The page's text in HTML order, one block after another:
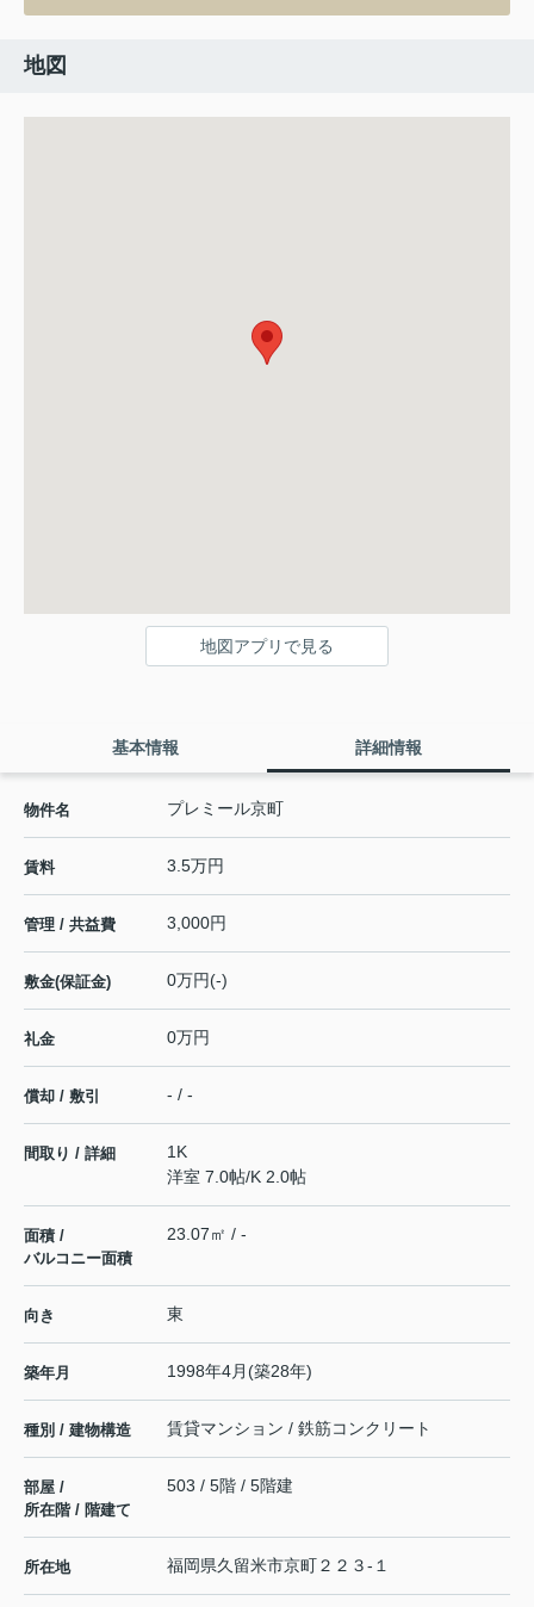
地図
地図アプリで見る
基本情報 詳細情報
物件名 プレミール京町
賃料 3.5万円
管理 / 共益費 3,000円
敷金(保証金) 0万円(-)
礼金 0万円
償却 / 敷引 - / -
間取り / 詳細
1K
洋室 7.0帖/K 2.0帖
面積 /
バルコニー面積
23.07㎡ / -
向き 東
築年月 1998年4月(築28年)
種別 / 建物構造 賃貸マンション / 鉄筋コンクリート
部屋 /
所在階 / 階建て
503 / 5階 / 5階建
所在地 福岡県久留米市京町２２３-１